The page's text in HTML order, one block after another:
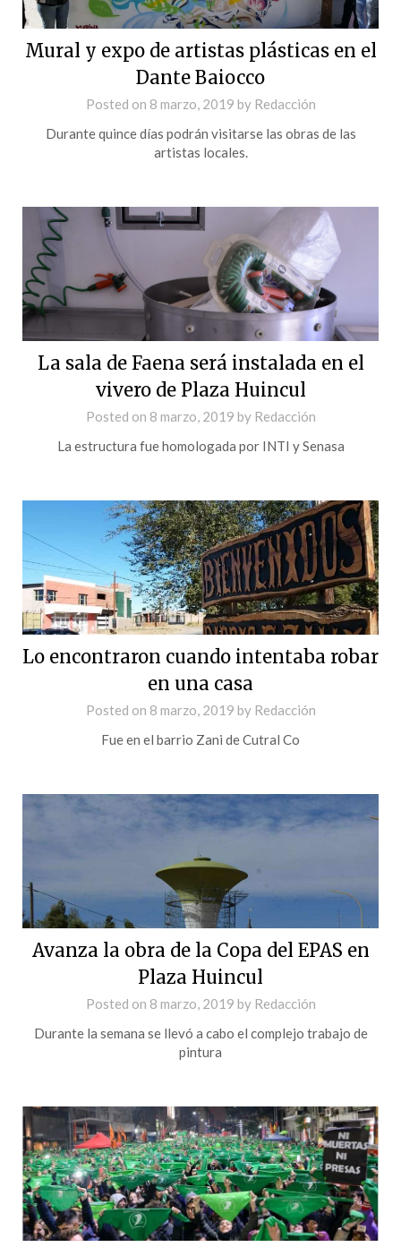
Mural y expo de artistas plásticas en el
Dante Baiocco
Posted on 8 marzo, 2019 by Redacción
Durante quince días podrán visitarse las obras de las
artistas locales.
La sala de Faena será instalada en el
vivero de Plaza Huincul
Posted on 8 marzo, 2019 by Redacción
La estructura fue homologada por INTI y Senasa
Lo encontraron cuando intentaba robar
en una casa
Posted on 8 marzo, 2019 by Redacción
Fue en el barrio Zani de Cutral Co
Avanza la obra de la Copa del EPAS en
Plaza Huincul
Posted on 8 marzo, 2019 by Redacción
Durante la semana se llevó a cabo el complejo trabajo de
pintura